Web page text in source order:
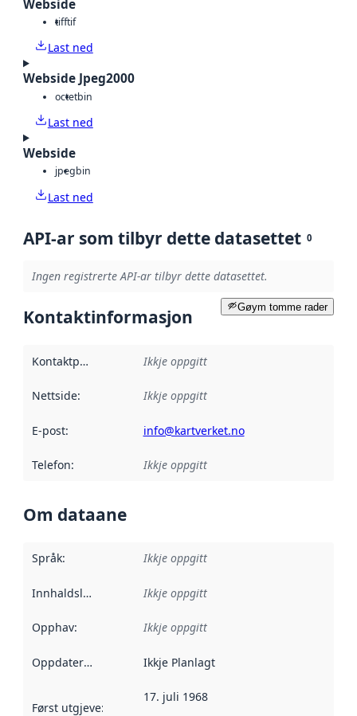
Webside
tifftif
Last ned
Webside Jpeg2000
octetbin
Last ned
Webside
jpegbin
Last ned
API-ar som tilbyr dette datasettet 0
Ingen registrerte API-ar tilbyr dette datasettet.
Gøym tomme rader
Kontaktinformasjon
Kontaktpunkt Ikkje oppgitt
Nettside: Ikkje oppgitt
E-post: info@kartverket.no
Telefon: Ikkje oppgitt
Om dataane
Språk: Ikkje oppgitt
Innhaldsleverandørar :
Ikkje oppgitt
Opphav: Ikkje oppgitt
Oppdateringsfrekvens :
Ikkje Planlagt
Først utgjeve: Denne datoen seier når dataa i dette
17. juli 1968